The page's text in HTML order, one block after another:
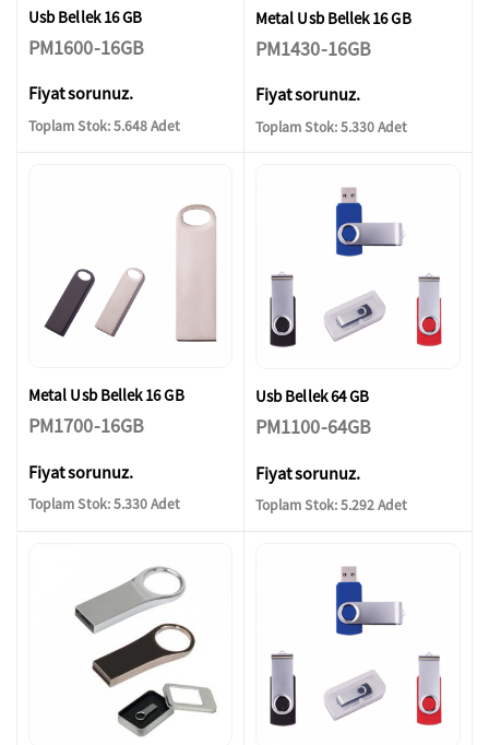
Usb Bellek 16 GB
PM1600-16GB
Fiyat sorunuz.
Toplam Stok: 5.648 Adet
Metal Usb Bellek 16 GB
PM1430-16GB
Fiyat sorunuz.
Toplam Stok: 5.330 Adet
Metal Usb Bellek 16 GB
PM1700-16GB
Fiyat sorunuz.
Toplam Stok: 5.330 Adet
Usb Bellek 64 GB
PM1100-64GB
Fiyat sorunuz.
Toplam Stok: 5.292 Adet